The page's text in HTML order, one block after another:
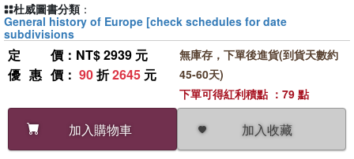
定價 ：NT$ 2939 元
優惠價 ： 90折2645 元
加入購物車 加入收藏
無庫存，下單後進貨(到貨天數約
45-60天)
下單可得紅利積點 ：79 點
杜威圖書分類 ：
General history of Europe [check schedules for date
subdivisions